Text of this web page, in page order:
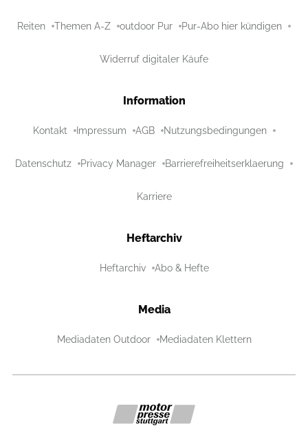
Reiten Themen A-Z outdoor Pur Pur-Abo hier kündigen
Widerruf digitaler Käufe
Information
Kontakt Impressum AGB Nutzungsbedingungen
Datenschutz Privacy Manager Barrierefreiheitserklaerung
Karriere
Heftarchiv
Heftarchiv Abo & Hefte
Media
Mediadaten Outdoor Mediadaten Klettern